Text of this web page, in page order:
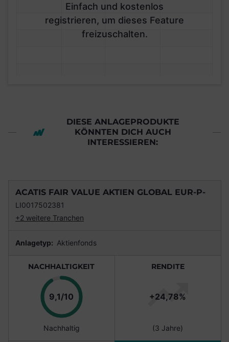
Einfach und kostenlos
registrieren, um dieses Feature
freizuschalten.
DIESE ANLAGEPRODUKTE
KÖNNTEN DICH AUCH
INTERESSIEREN:
ACATIS FAIR VALUE AKTIEN GLOBAL EUR-P-
LI0017502381
+2 weitere Tranchen
Anlagetyp: Aktienfonds
NACHHALTIGKEIT
9,1/10 Punkte
Nachhaltig
RENDITE
+24,78%
(3 Jahre)